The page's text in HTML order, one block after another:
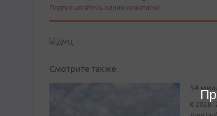
Подписывайтесь одним нажатием!
Смотрите также
54
К